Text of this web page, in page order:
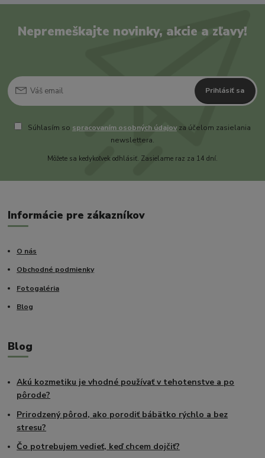
Nepremeškajte novinky, akcie a zľavy!
Prihlásiť sa
Súhlasím so spracovaním osobných údajovza účelom zasielania
newslettera.
Môžete sa kedykoľvek odhlásiť. Zasielame raz za 14 dní.
Informácie pre zákazníkov
O nás
Obchodné podmienky
Fotogaléria
Blog
Blog
Akú kozmetiku je vhodné používať v tehotenstve a po
pôrode?
Prirodzený pôrod, ako porodiť bábätko rýchlo a bez
stresu?
Čo potrebujem vedieť, keď chcem dojčiť?